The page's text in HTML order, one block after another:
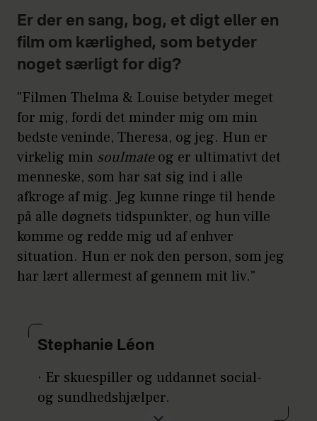
Er der en sang, bog, et digt eller en
film om kærlighed, som betyder
noget særligt for dig?
"Filmen Thelma & Louise betyder meget
for mig, fordi det minder mig om min
bedste veninde, Theresa, og jeg. Hun er
virkelig min soulmateog er ultimativt det
menneske, som har sat sig ind i alle
afkroge af mig. Jeg kunne ringe til hende
på alle døgnets tidspunkter, og hun ville
komme og redde mig ud af enhver
situation. Hun er nok den person, som jeg
har lært allermest af gennem mit liv."
Stephanie Léon
· Er skuespiller og uddannet social-
og sundhedshjælper.